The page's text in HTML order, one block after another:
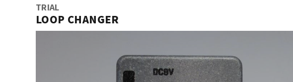
TRIAL
LOOP CHANGER